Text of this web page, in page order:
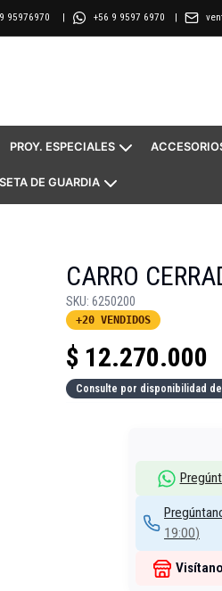
9 95976970 | +56 9 9597 6970 |
PROY. ESPECIALES
DE GUARDIA
CARRO
SKU: 6250200
+20 VENDIDOS
$ 12.270.000
Consulte por disponibilidad
19:00)